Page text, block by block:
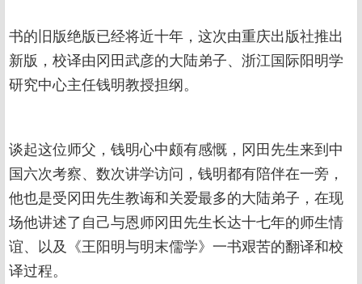
书的旧版绝版已经将近十年，这次由重庆出版社推出
新版，校译由冈田武彦的大陆弟子、浙江国际阳明学
研究中心主任钱明教授担纲。
谈起这位师父，钱明心中颇有感慨，冈田先生来到中
国六次考察、数次讲学访问，钱明都有陪伴在一旁，
他也是受冈田先生教诲和关爱最多的大陆弟子，在现
场他讲述了自己与恩师冈田先生长达十七年的师生情
谊、以及《王阳明与明末儒学》一书艰苦的翻译和校
译过程。